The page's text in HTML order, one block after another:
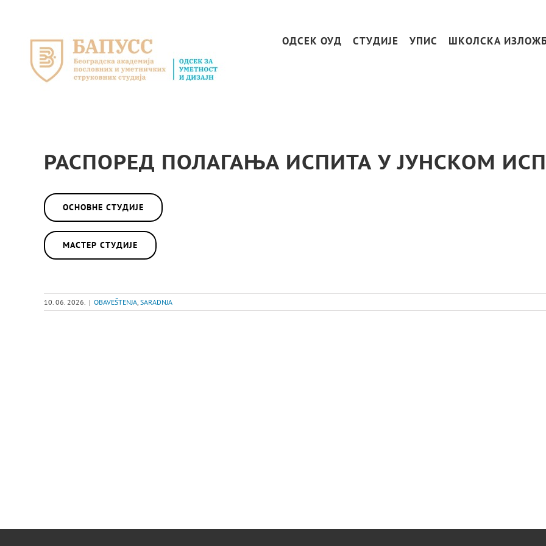
ОДСЕК ОУД СТУДИЈЕ УПИС ШКОЛСКА
РАСПОРЕД ПОЛАГАЊА ИСПИТА У ЈУНСКОМ
ОСНОВНЕ СТУДИЈЕ
МАСТЕР СТУДИЈЕ
10. 06. 2026. | OBAVEŠTENJA, SARADNJA